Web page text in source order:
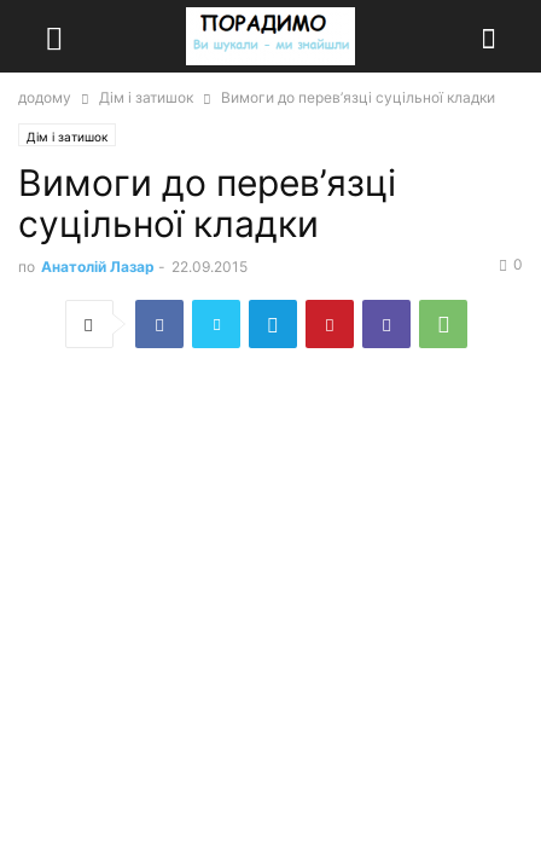
додому Дім і затишок Вимоги до перев’язці суцільної кладки
Дім і затишок
Вимоги до перев’язці
суцільної кладки
по Анатолій Лазар - 22.09.2015 0